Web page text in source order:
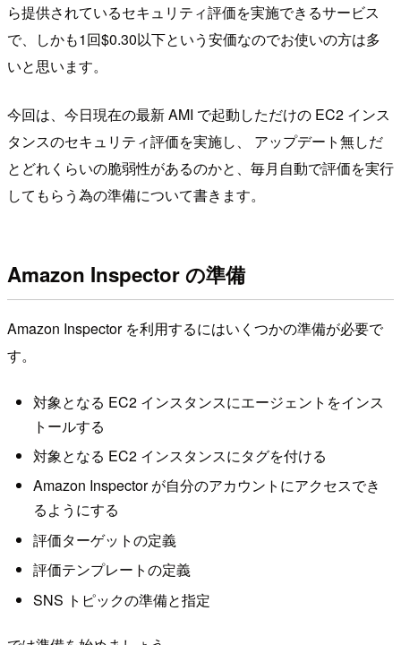
ら提供されているセキュリティ評価を実施できるサービス
で、しかも1回$0.30以下という安価なのでお使いの方は多
いと思います。
今回は、今日現在の最新 AMI で起動しただけの EC2 インス
タンスのセキュリティ評価を実施し、 アップデート無しだ
とどれくらいの脆弱性があるのかと、毎月自動で評価を実行
してもらう為の準備について書きます。
Amazon Inspector の準備
Amazon Inspector を利用するにはいくつかの準備が必要で
す。
対象となる EC2 インスタンスにエージェントをインス
トールする
対象となる EC2 インスタンスにタグを付ける
Amazon Inspector が自分のアカウントにアクセスでき
るようにする
評価ターゲットの定義
評価テンプレートの定義
SNS トピックの準備と指定